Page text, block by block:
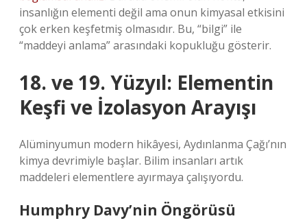
insanlığın elementi değil ama onun kimyasal etkisini
çok erken keşfetmiş olmasıdır. Bu, “bilgi” ile
“maddeyi anlama” arasındaki kopukluğu gösterir.
18. ve 19. Yüzyıl: Elementin
Keşfi ve İzolasyon Arayışı
Alüminyumun modern hikâyesi, Aydınlanma Çağı’nın
kimya devrimiyle başlar. Bilim insanları artık
maddeleri elementlere ayırmaya çalışıyordu.
Humphry Davy’nin Öngörüsü